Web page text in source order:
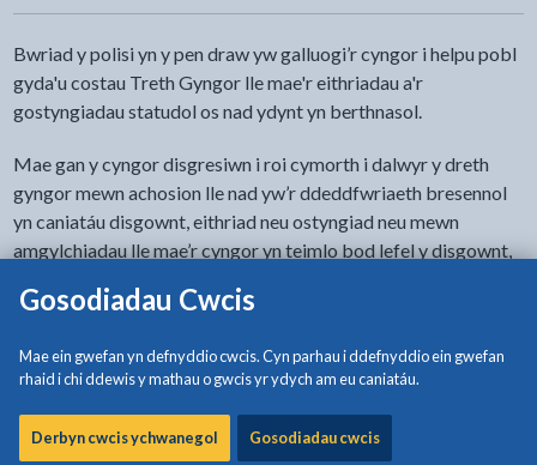
Gosodiadau Cwcis
Mae ein gwefan yn defnyddio cwcis. Cyn parhau i ddefnyddio ein gwefan
rhaid i chi ddewis y mathau o gwcis yr ydych am eu caniatáu.
Derbyn cwcis ychwanegol Gosodiadau cwcis
Bwriad y polisi yn y pen draw yw galluogi’r cyngor i helpu pobl
gyda'u costau Treth Gyngor lle mae'r eithriadau a'r
gostyngiadau statudol os nad ydynt yn berthnasol.
Mae gan y cyngor disgresiwn i roi cymorth i dalwyr y dreth
gyngor mewn achosion lle nad yw’r ddeddfwriaeth bresennol
yn caniatáu disgownt, eithriad neu ostyngiad neu mewn
amgylchiadau lle mae’r cyngor yn teimlo bod lefel y disgownt,
amgylchiadau.
Wrth benderfynu a ddylid caniatáu cymorth dewisol, bydd y
cyngor yn ystyried pob cais yn ôl ei haeddiant. Bydd
egwyddorion rhesymoldeb yn cael eu defnyddio ym mhob
achos gyda’r Awdurdod yn penderfynu ar bob achos ar sail ei